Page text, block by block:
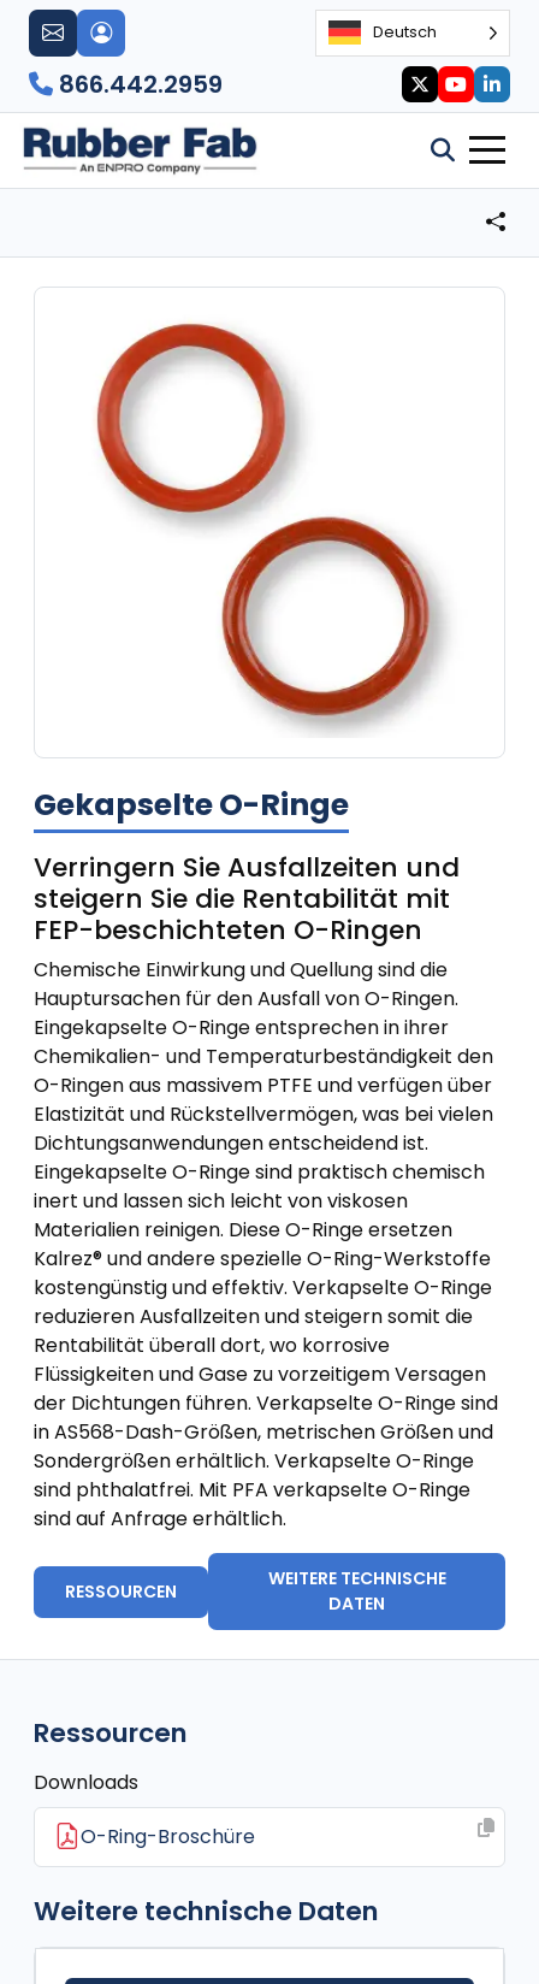
Deutsch
866.442.2959
Gekapselte O-Ringe
Verringern Sie Ausfallzeiten und
steigern Sie die Rentabilität mit
FEP-beschichteten O-Ringen
Chemische Einwirkung und Quellung sind die
Hauptursachen für den Ausfall von O-Ringen.
Eingekapselte O-Ringe entsprechen in ihrer
Chemikalien- und Temperaturbeständigkeit den
O-Ringen aus massivem PTFE und verfügen über
Elastizität und Rückstellvermögen, was bei vielen
Dichtungsanwendungen entscheidend ist.
Eingekapselte O-Ringe sind praktisch chemisch
inert und lassen sich leicht von viskosen
Materialien reinigen. Diese O-Ringe ersetzen
Kalrez® und andere spezielle O-Ring-Werkstoffe
kostengünstig und effektiv. Verkapselte O-Ringe
reduzieren Ausfallzeiten und steigern somit die
Rentabilität überall dort, wo korrosive
Flüssigkeiten und Gase zu vorzeitigem Versagen
der Dichtungen führen. Verkapselte O-Ringe sind
in AS568-Dash-Größen, metrischen Größen und
Sondergrößen erhältlich. Verkapselte O-Ringe
sind phthalatfrei. Mit PFA verkapselte O-Ringe
sind auf Anfrage erhältlich.
RESSOURCEN
WEITERE TECHNISCHE
DATEN
Ressourcen
Downloads
O-Ring-Broschüre
Weitere technische Daten